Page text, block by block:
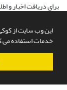
این وب سایت از کوکی
خدمات استفاده می
برای دریافت اخبار و
سامانه مدیریت